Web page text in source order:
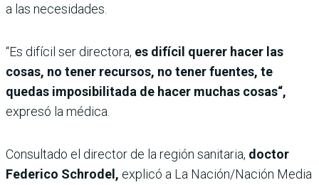
a las necesidades.
“Es difícil ser directora, es difícil querer hacer las
cosas, no tener recursos, no tener fuentes, te
quedas imposibilitada de hacer muchas cosas“,
expresó la médica.
Consultado el director de la región sanitaria, doctor
Federico Schrodel, explicó a La Nación/Nación Media